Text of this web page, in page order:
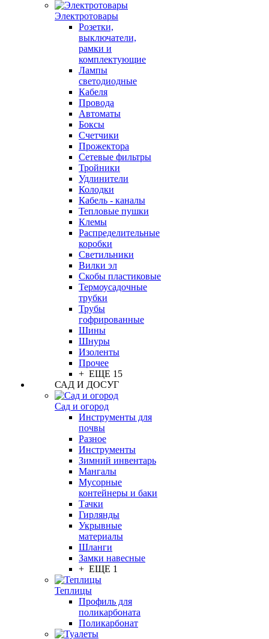
Электротовары
Розетки,
выключатели,
рамки и
комплектующие
Лампы
светодиодные
Кабеля
Провода
Автоматы
Боксы
Счетчики
Прожектора
Сетевые фильтры
Тройники
Удлинители
Колодки
Кабель - каналы
Тепловые пушки
Клемы
Распределительные
коробки
Светильники
Вилки эл
Скобы пластиковые
Термоусадочные
трубки
Трубы
гофрированные
Шины
Шнуры
Изоленты
Прочее
+ ЕЩЕ 15
САД И ДОСУГ
Сад и огород
Инструменты для
почвы
Разное
Инструменты
Зимний инвентарь
Мангалы
Мусорные
контейнеры и баки
Тачки
Гирлянды
Укрывные
материалы
Шланги
Замки навесные
+ ЕЩЕ 1
Теплицы
Профиль для
поликарбоната
Поликарбонат